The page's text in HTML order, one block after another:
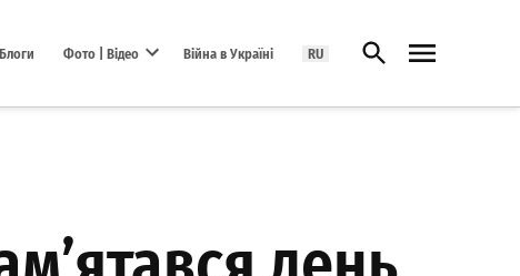
Блоги Фото | Відео Війна в Україні RU Відкрити пошук